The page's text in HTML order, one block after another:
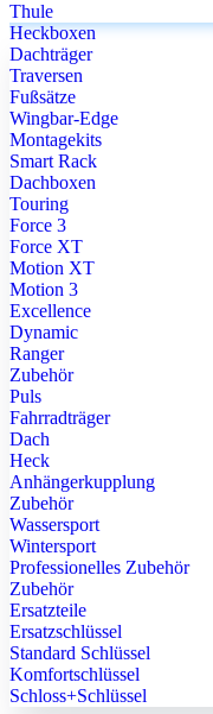
Thule
Heckboxen
Dachträger
Traversen
Fußsätze
Wingbar-Edge
Montagekits
Smart Rack
Dachboxen
Touring
Force 3
Force XT
Motion XT
Motion 3
Excellence
Dynamic
Ranger
Zubehör
Puls
Fahrradträger
Dach
Heck
Anhängerkupplung
Zubehör
Wassersport
Wintersport
Professionelles Zubehör
Zubehör
Ersatzteile
Ersatzschlüssel
Standard Schlüssel
Komfortschlüssel
Schloss+Schlüssel